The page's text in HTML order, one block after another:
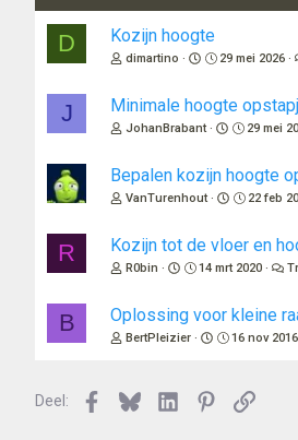
D Kozijn hoogte
dimartino 29 mei 2026
J Minimale hoogte
JohanBrabant 29 mei
Bepalen kozijn hoogte
VanTurenhout 22 feb
R Kozijn tot de vloer en
R0bin 14 mrt 2020
B Oplossing voor kleine
BertPleizier 16 nov 2016
Deel: Facebook
BlueskyLinkedInPinterest
Link